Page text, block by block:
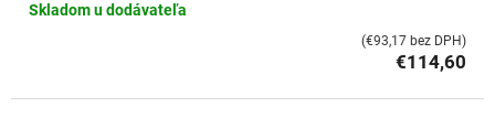
Skladom u dodávateľa
€114,60
(€93,17 bez DPH)